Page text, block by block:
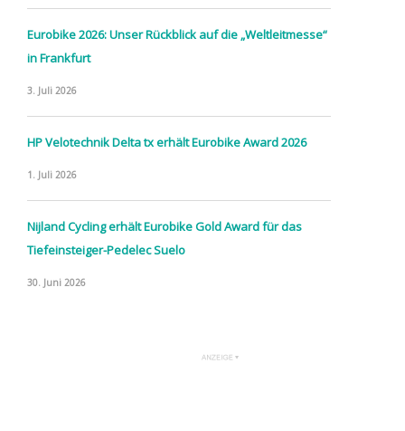
Eurobike 2026: Unser Rückblick auf die „Weltleitmesse“
in Frankfurt
3. Juli 2026
HP Velotechnik Delta tx erhält Eurobike Award 2026
1. Juli 2026
Nijland Cycling erhält Eurobike Gold Award für das
Tiefeinsteiger-Pedelec Suelo
30. Juni 2026